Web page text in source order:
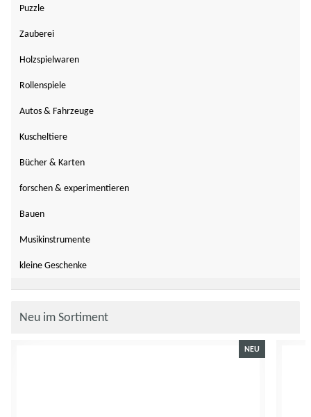
Puzzle
Zauberei
Holzspielwaren
Rollenspiele
Autos & Fahrzeuge
Kuscheltiere
Bücher & Karten
forschen & experimentieren
Bauen
Musikinstrumente
kleine Geschenke
Neu im Sortiment
NEU